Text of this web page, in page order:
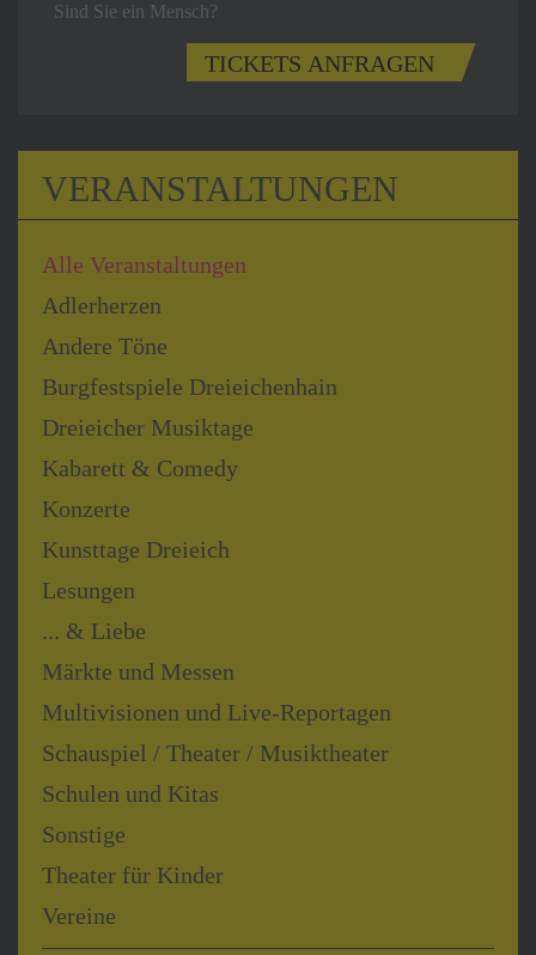
VERANSTALTUNGEN
Alle Veranstaltungen
Adlerherzen
Andere Töne
Burgfestspiele Dreieichenhain
Dreieicher Musiktage
Kabarett & Comedy
Konzerte
Kunsttage Dreieich
Lesungen
... & Liebe
Märkte und Messen
Multivisionen und Live-Reportagen
Schauspiel / Theater / Musiktheater
Schulen und Kitas
Sonstige
Theater für Kinder
Vereine
Sind Sie ein Mensch?
TICKETS ANFRAGEN